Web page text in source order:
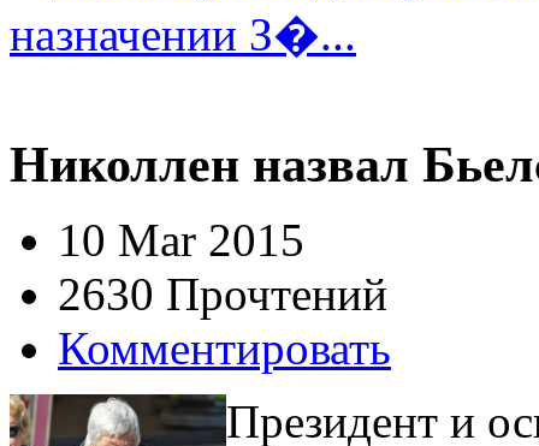
назначении З�...
Николлен назвал
10 Mar 2015
2630 Прочтений
Комментировать
Президент и